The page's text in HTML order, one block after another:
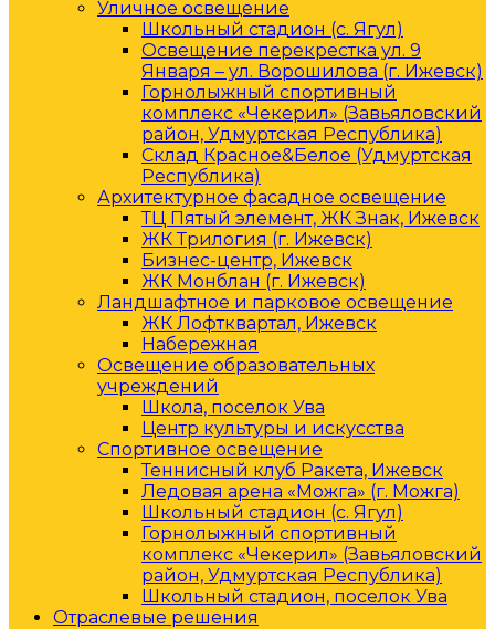
Уличное освещение
Школьный стадион (с. Ягул)
Освещение перекрестка ул. 9
Января – ул. Ворошилова (г. Ижевск)
Горнолыжный спортивный
комплекс «Чекерил» (Завьяловский
район, Удмуртская Республика)
Склад Красное&Белое (Удмуртская
Республика)
Архитектурное фасадное освещение
ТЦ Пятый элемент, ЖК Знак, Ижевск
ЖК Трилогия (г. Ижевск)
Бизнес-центр, Ижевск
ЖК Монблан (г. Ижевск)
Ландшафтное и парковое освещение
ЖК Лофтквартал, Ижевск
Набережная
Освещение образовательных
учреждений
Школа, поселок Ува
Центр культуры и искусства
Спортивное освещение
Теннисный клуб Ракета, Ижевск
Ледовая арена «Можга» (г. Можга)
Школьный стадион (с. Ягул)
Горнолыжный спортивный
комплекс «Чекерил» (Завьяловский
район, Удмуртская Республика)
Школьный стадион, поселок Ува
Отраслевые решения